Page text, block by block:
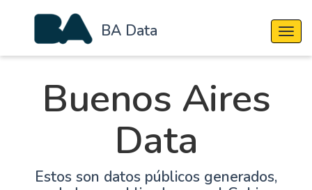
BA Data
Buenos Aires
Data
Estos son datos públicos generados,